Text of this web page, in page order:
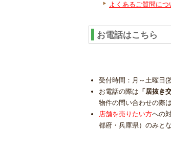
よくあるご質問に
お電話はこちら
受付時間：月～土曜日(
お電話の際は 「居抜き
物件の問い合わせの際
店舗を売りたい方への
都府・兵庫県）のみと